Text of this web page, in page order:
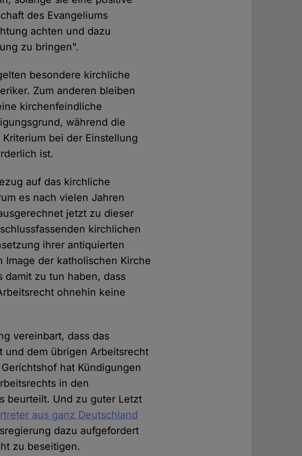
des Evangeliums
achten und dazu
zu bringen".
besondere kirchliche
Zum anderen bleiben
kirchenfeindliche
während die
bei der Einstellung
ist.
auf das kirchliche
es nach vielen Jahren
jetzt zu dieser
kirchlichen
ihrer antiquierten
Image der katholischen Kirche
damit zu tun haben, dass
ohnehin keine
vereinbart, dass das
und dem übrigen Arbeitsrecht
hat Kündigungen
in den
beurteilt. Und zu guter Letzt
aus ganz Deutschland
dazu aufgefordert
zu beseitigen.